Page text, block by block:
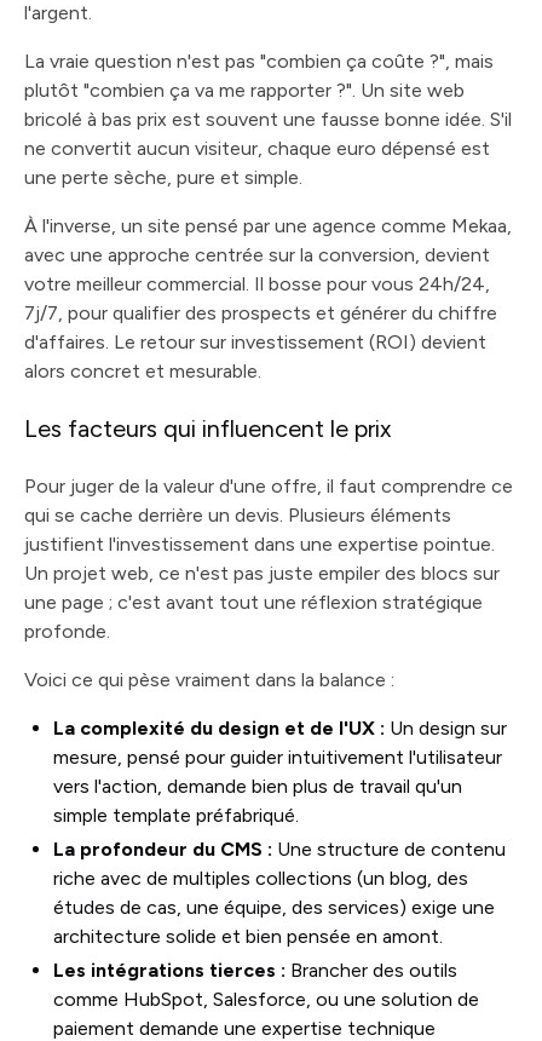
l'argent.
La vraie question n'est pas "combien ça coûte ?", mais
plutôt "combien ça va me rapporter ?". Un site web
bricolé à bas prix est souvent une fausse bonne idée. S'il
ne convertit aucun visiteur, chaque euro dépensé est
une perte sèche, pure et simple.
À l'inverse, un site pensé par une agence comme Mekaa,
avec une approche centrée sur la conversion, devient
votre meilleur commercial. Il bosse pour vous 24h/24,
7j/7, pour qualifier des prospects et générer du chiffre
d'affaires. Le retour sur investissement (ROI) devient
alors concret et mesurable.
Les facteurs qui influencent le prix
Pour juger de la valeur d'une offre, il faut comprendre ce
qui se cache derrière un devis. Plusieurs éléments
justifient l'investissement dans une expertise pointue.
Un projet web, ce n'est pas juste empiler des blocs sur
une page ; c'est avant tout une réflexion stratégique
profonde.
Voici ce qui pèse vraiment dans la balance :
La complexité du design et de l'UX : Un design sur
mesure, pensé pour guider intuitivement l'utilisateur
vers l'action, demande bien plus de travail qu'un
simple template préfabriqué.
La profondeur du CMS : Une structure de contenu
riche avec de multiples collections (un blog, des
études de cas, une équipe, des services) exige une
architecture solide et bien pensée en amont.
Les intégrations tierces : Brancher des outils
comme HubSpot, Salesforce, ou une solution de
paiement demande une expertise technique